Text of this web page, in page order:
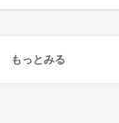
もっとみる